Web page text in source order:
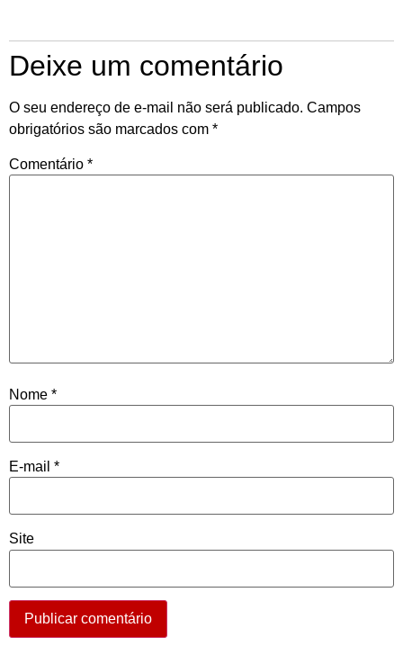
Deixe um comentário
O seu endereço de e-mail não será publicado. Campos
obrigatórios são marcados com *
Comentário *
Nome *
E-mail *
Site